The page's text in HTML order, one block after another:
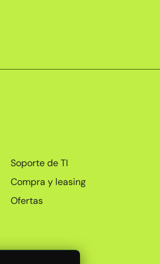
Soporte de TI
Compra y leasing
Ofertas